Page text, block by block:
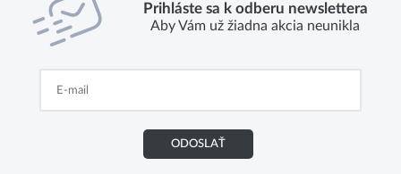
Prihláste sa k odberu newslettera
Aby Vám už žiadna akcia neunikla
ODOSLAŤ